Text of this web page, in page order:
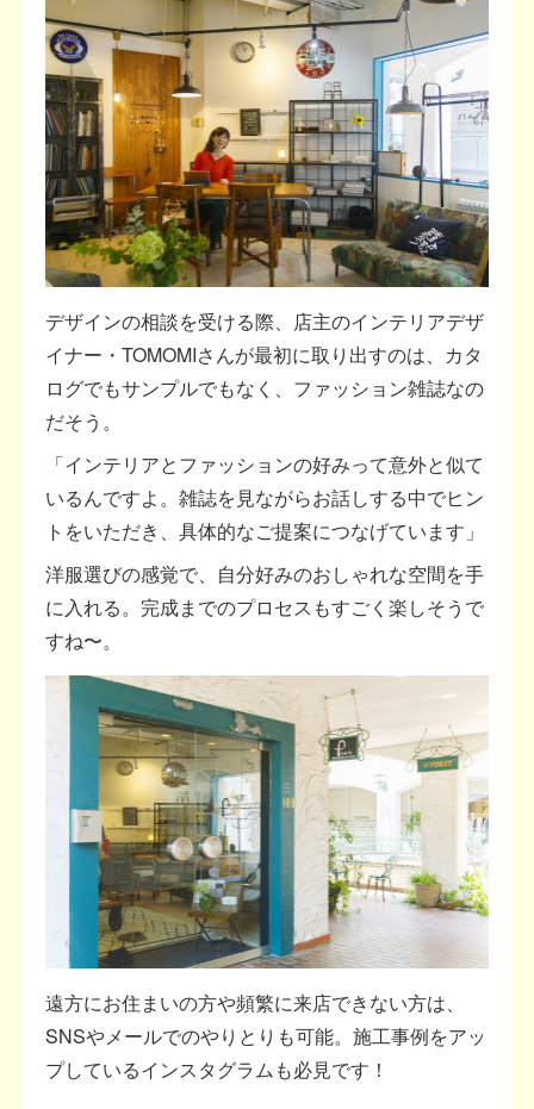
デザインの相談を受ける際、店主のインテリアデザ
イナー・TOMOMIさんが最初に取り出すのは、カタ
ログでもサンプルでもなく、ファッション雑誌なの
だそう。
「インテリアとファッションの好みって意外と似て
いるんですよ。雑誌を見ながらお話しする中でヒン
トをいただき、具体的なご提案につなげています」
洋服選びの感覚で、自分好みのおしゃれな空間を手
に入れる。完成までのプロセスもすごく楽しそうで
すね〜。
遠方にお住まいの方や頻繁に来店できない方は、
SNSやメールでのやりとりも可能。施工事例をアッ
プしているインスタグラムも必見です！